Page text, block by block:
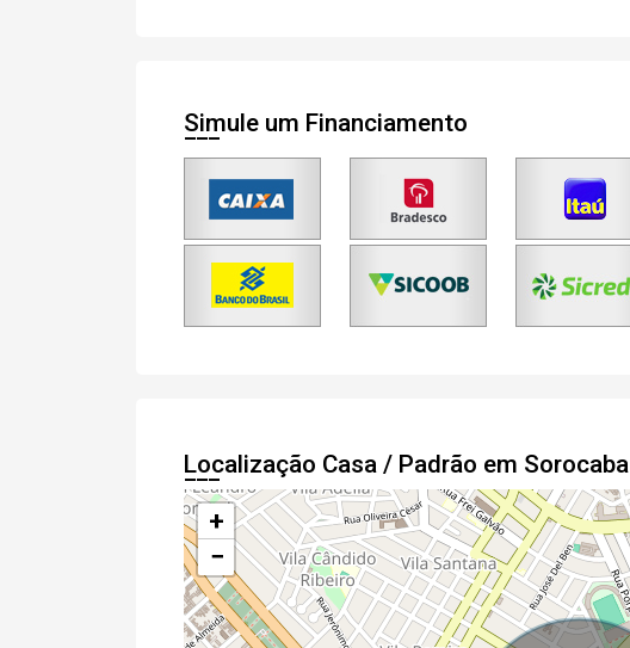
Simule um Financiamento
Localização Casa / Padrão em Sorocaba
+
−